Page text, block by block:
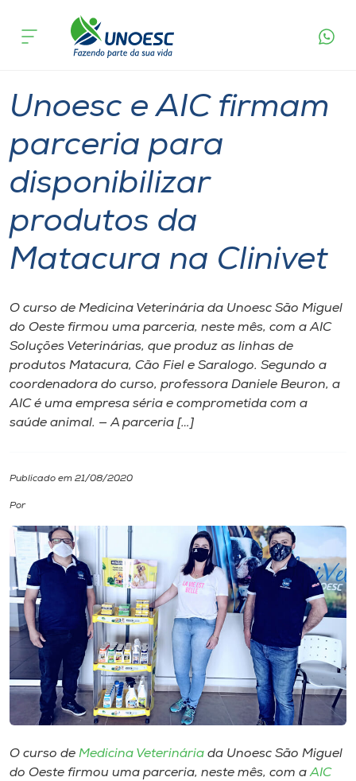
Cursos
Atendimento ao Estudante
Portal de Ensino
Internacionalização
I.nova
Cultura
CPA
Biblioteca
Editora
Rádio
Museu
Unoesc
acontece
Unoesc e AIC firmam
parceria para
disponibilizar
produtos da
Matacura na Clinivet
O curso de Medicina Veterinária da Unoesc São Miguel
do Oeste firmou uma parceria, neste mês, com a AIC
Soluções Veterinárias, que produz as linhas de
produtos Matacura, Cão Fiel e Saralogo. Segundo a
coordenadora do curso, professora Daniele Beuron, a
AIC é uma empresa séria e comprometida com a
saúde animal. — A parceria […]
Publicado em 21/08/2020
Por
O curso de Medicina Veterinária da Unoesc São Miguel
do Oeste firmou uma parceria, neste mês, com aAIC